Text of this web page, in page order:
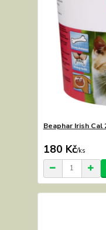
Beaphar Irish Cal
180 Kč/ks